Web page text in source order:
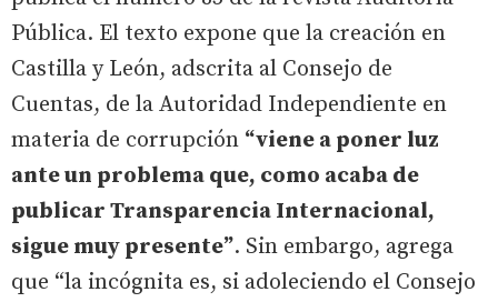
Pública. El texto expone que la creación en
Castilla y León, adscrita al Consejo de
Cuentas, de la Autoridad Independiente en
materia de corrupción “viene a poner luz
ante un problema que, como acaba de
publicar Transparencia Internacional,
sigue muy presente”. Sin embargo, agrega
que “la incógnita es, si adoleciendo el Consejo